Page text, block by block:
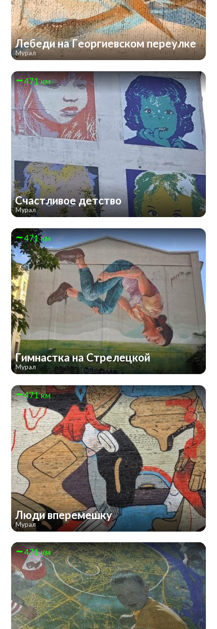
Лебеди на Георгиевском переулке
Мурал
471 км
Счастливое детство
Мурал
471 км
Гимнастка на Стрелецкой
Мурал
471 км
Люди вперемешку
Мурал
471 км